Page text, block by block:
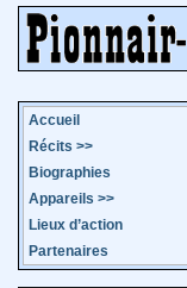
Accueil
Récits >>
Biographies
Appareils >>
Lieux d’action
Partenaires